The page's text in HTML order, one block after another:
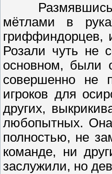
Размявшись и
мётлами в
гриффиндорцев,
Розали чуть не
основном, были
совершенно не
игроков для
других,
любопытных. Она
полностью, не
команде, ни
заслужили, но